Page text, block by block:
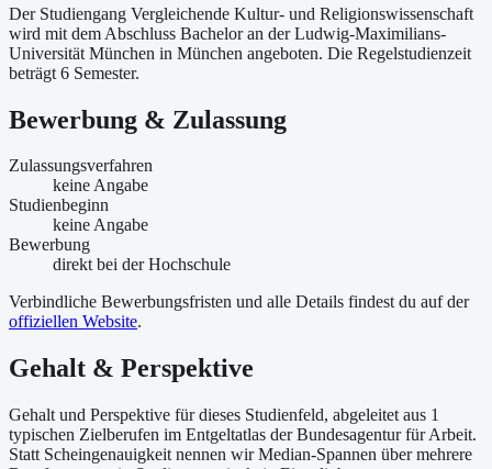
Der Studiengang Vergleichende Kultur- und Religionswissenschaft
wird mit dem Abschluss Bachelor an der Ludwig-Maximilians-
Universität München in München angeboten. Die Regelstudienzeit
beträgt 6 Semester.
Bewerbung & Zulassung
Zulassungsverfahren
keine Angabe
Studienbeginn
keine Angabe
Bewerbung
direkt bei der Hochschule
Verbindliche Bewerbungsfristen und alle Details findest du auf der
offiziellen Website.
Gehalt & Perspektive
Gehalt und Perspektive für dieses Studienfeld, abgeleitet aus 1
typischen Zielberufen im Entgeltatlas der Bundesagentur für Arbeit.
Statt Scheingenauigkeit nennen wir Median-Spannen über mehrere